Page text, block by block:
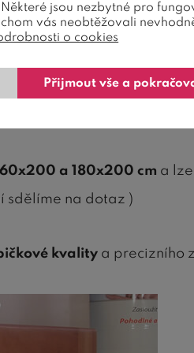
nabídce a osloví
a 180x200 cm a
sdělíme na dotaz )
kvality a precizního
jsou nezbytné pro
vás neobtěžovali
o cookies
Přijmout vše a